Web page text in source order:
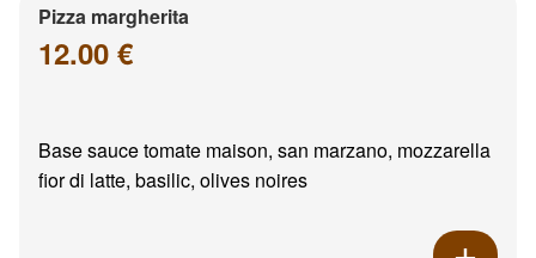
Pizza margherita
12.00 €
Base sauce tomate maison, san marzano, mozzarella
fior di latte, basilic, olives noires